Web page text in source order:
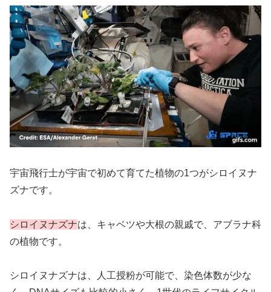
宇宙飛行士が宇宙で初めて育てた植物の1つがシロイヌナ
ズナです。
シロイヌナズナは、キャベツや大根の親戚で、アブラナ科
の植物です。
シロイヌナズナは、人工授粉が可能で、染色体数が少な